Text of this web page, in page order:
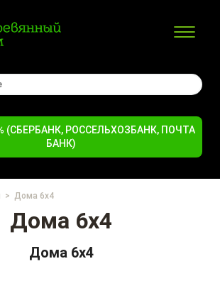
(СБЕРБАНК, РОССЕЛЬХОЗБАНК, ПОЧТА
БАНК)
Дома 6х4
Дома 6х4
Дома 6х4